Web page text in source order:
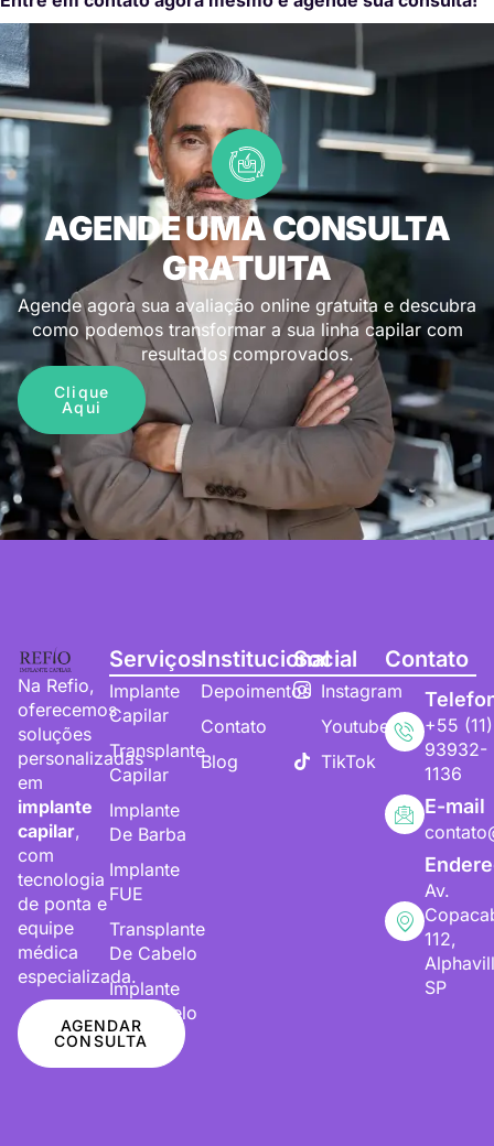
AGENDE UMA CONSULTA
GRATUITA
Agende agora sua avaliação online gratuita e descubra
como podemos transformar a sua linha capilar com
resultados comprovados.
Clique
Aqui
Na Refio,
oferecemos
soluções
personalizadas
em
implante
capilar,
com
tecnologia
de ponta e
equipe
médica
especializada.
AGENDAR
CONSULTA
Serviços
Implante
Capilar
Transplante
Capilar
Implante
De Barba
Implante
FUE
Transplante
De Cabelo
Implante
De Cabelo
Institucional
Depoimentos
Contato
Blog
Social
Instagram
Youtube
TikTok
Contato
+55 (11)
93932-
1136
E-mail
Av.
112,
SP